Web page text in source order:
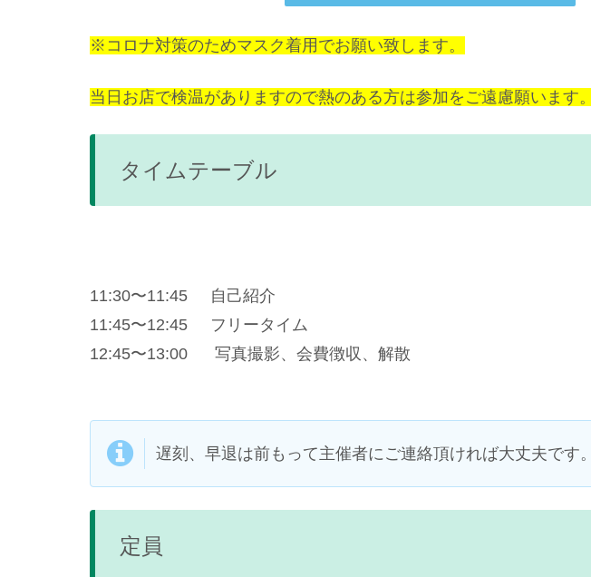
※コロナ対策のためマスク着用でお願い致します。
当日お店で検温がありますので熱のある方は参加をご遠慮願います。
タイムテーブル
11:30〜11:45 自己紹介
11:45〜12:45 フリータイム
12:45〜13:00 写真撮影、会費徴収、解散
遅刻、早退は前もって主催者にご連絡頂ければ大丈夫です。
定員